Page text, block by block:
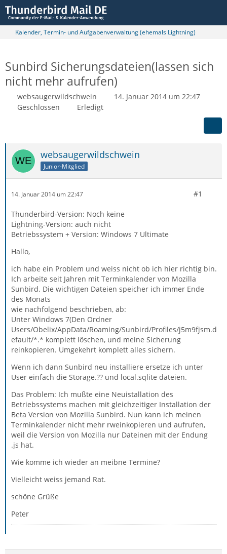
Kalender, Termin- und Aufgabenverwaltung (ehemals Lightning)
Sunbird Sicherungsdateien(lassen sich
nicht mehr aufrufen)
websaugerwildschwein
14. Januar 2014 um 22:47
Geschlossen
Erledigt
websaugerwildschwein
Junior-Mitglied
14. Januar 2014 um 22:47 #1
Thunderbird-Version: Noch keine
Lightning-Version: auch nicht
Betriebssystem + Version: Windows 7 Ultimate
Hallo,
ich habe ein Problem und weiss nicht ob ich hier richtig bin.
Ich arbeite seit Jahren mit Terminkalender von Mozilla
Sunbird. Die wichtigen Dateien speicher ich immer Ende
des Monats
wie nachfolgend beschrieben, ab:
Unter Windows 7(Den Ordner
Users/Obelix/AppData/Roaming/Sunbird/Profiles/j5m9fjsm.d
efault/*.* komplett löschen, und meine Sicherung
reinkopieren. Umgekehrt komplett alles sichern.
Wenn ich dann Sunbird neu installiere ersetze ich unter
User einfach die Storage.?? und local.sqlite dateien.
Das Problem: Ich mußte eine Neuistallation des
Betriebssystems machen mit gleichzeitiger Installation der
Beta Version von Mozilla Sunbird. Nun kann ich meinen
Terminkalender nicht mehr rweinkopieren und aufrufen,
weil die Version von Mozilla nur Dateinen mit der Endung
.js hat.
Wie komme ich wieder an meibne Termine?
Vielleicht weiss jemand Rat.
schöne Grüße
Peter